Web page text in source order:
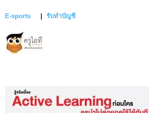
E-sports รับทำบัญชี